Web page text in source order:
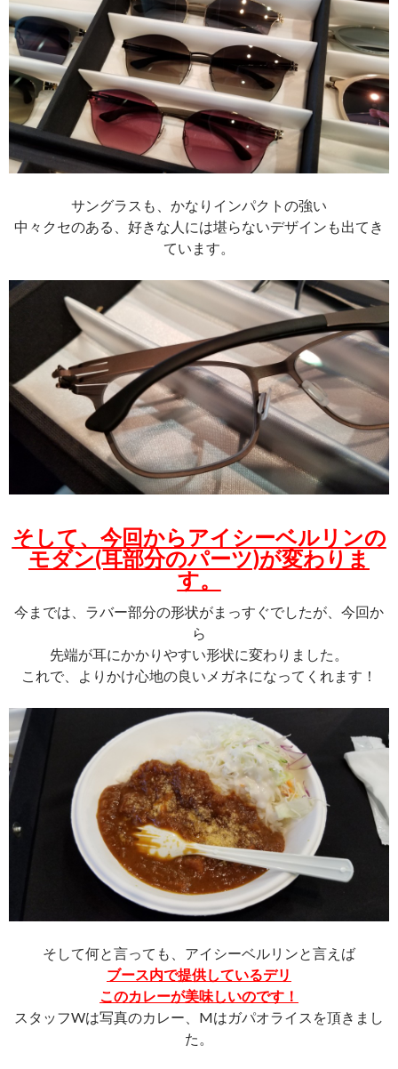
サングラスも、かなりインパクトの強い
中々クセのある、好きな人には堪らないデザインも出てき
ています。
そして、今回からアイシーベルリンの
モダン(耳部分のパーツ)が変わりま
す。
今までは、ラバー部分の形状がまっすぐでしたが、今回か
ら
先端が耳にかかりやすい形状に変わりました。
これで、よりかけ心地の良いメガネになってくれます！
そして何と言っても、アイシーベルリンと言えば
ブース内で提供しているデリ
このカレーが美味しいのです！
スタッフWは写真のカレー、Mはガパオライスを頂きまし
た。